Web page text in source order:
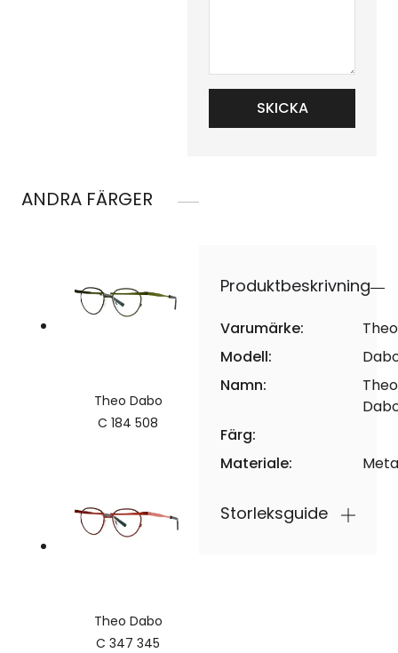
ANDRA FÄRGER
Theo Dabo
C 184 508
Theo Dabo
C 347 345
Produktbeskrivning
Varumärke:
Theo
Modell:
Namn:
Theo
Färg:
Materiale:
Storleksguide